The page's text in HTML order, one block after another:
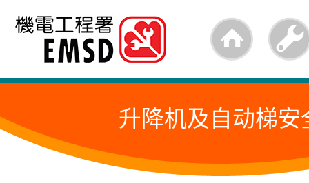
跳
内
的
升降机及自动梯安